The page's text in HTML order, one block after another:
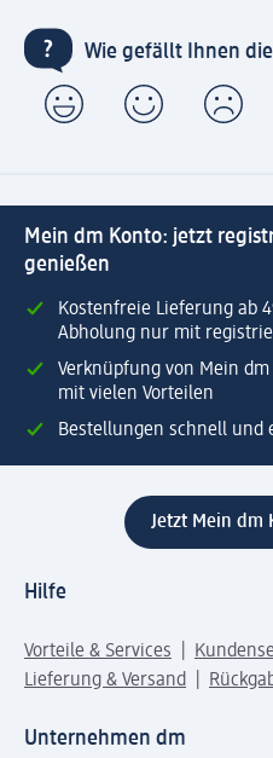
Wie gefällt Ihnen
Mein dm Konto: jetzt
genießen
Kostenfreie Lieferung ab
Abholung nur mit
Verknüpfung von Mein dm
mit vielen Vorteilen
Bestellungen schnell und
Jetzt Mein dm
Hilfe
Vorteile & Services
Lieferung & Versand
Unternehmen dm